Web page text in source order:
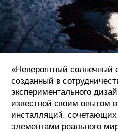
«Невероятный солнечный
созданный в
экспериментального
известной своим опытом
инсталляций,
элементами реального